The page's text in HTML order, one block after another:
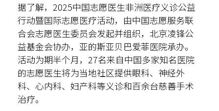
据了解，2025中国志愿医生非洲医疗义诊公益
行动暨国际志愿医疗活动，由中国志愿服务联
合会志愿医生委员会发起并组织，北京凌锋公
益基金会协办，亚的斯亚贝巴爱菲医院承办。
活动为期半个月，27名来自中国多家知名医院
的志愿医生将为当地社区提供眼科、神经外
科、心内科、妇产科等义诊和百余台慈善手术
治疗。